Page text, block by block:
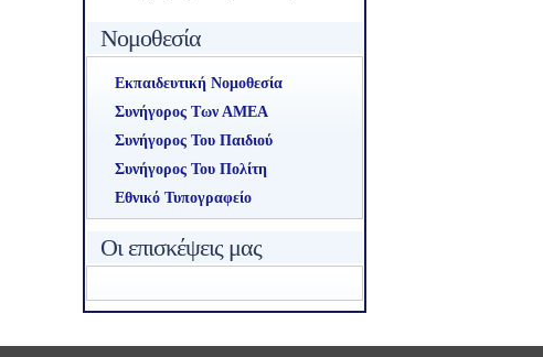
Νομοθεσία
Εκπαιδευτική Νομοθεσία
Συνήγορος Των ΑΜΕΑ
Συνήγορος Του Παιδιού
Συνήγορος Του Πολίτη
Εθνικό Τυπογραφείο
Οι επισκέψεις μας